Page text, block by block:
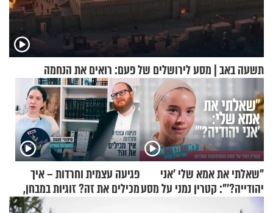
תשעה באב | מסע לירושלים של פעם: רואים את הנחמה
"שאלתי את אמא שלי 'אני
יהודייה?'": קטרין נמני על מסע
ההתחזקות המרגש
פגיעה עצמית וחרדות – איך
מכילים את זה? זוגיות במבחן,
הפעם עם יהודית ואלתר כהן